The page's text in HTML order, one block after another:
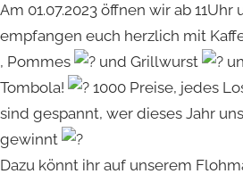
Am 01.07.2023 öffnen wir ab 11Uhr
empfangen euch herzlich mit
, Pommes
und Grillwurst
Tombola!
1000 Preise, jedes
sind gespannt, wer dieses Jahr
gewinnt
Dazu könnt ihr auf unserem